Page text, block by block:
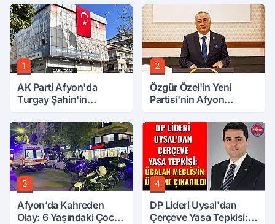
1
AK Parti Afyon'da
Turgay Şahin'in
2
Özgür Özel'in Yeni
Partisi'nin Afyon
3
Afyon’da Kahreden
Olay: 6 Yaşındaki Çocuk
4
DP Lideri Uysal'dan
Çerçeve Yasa Tepkisi: